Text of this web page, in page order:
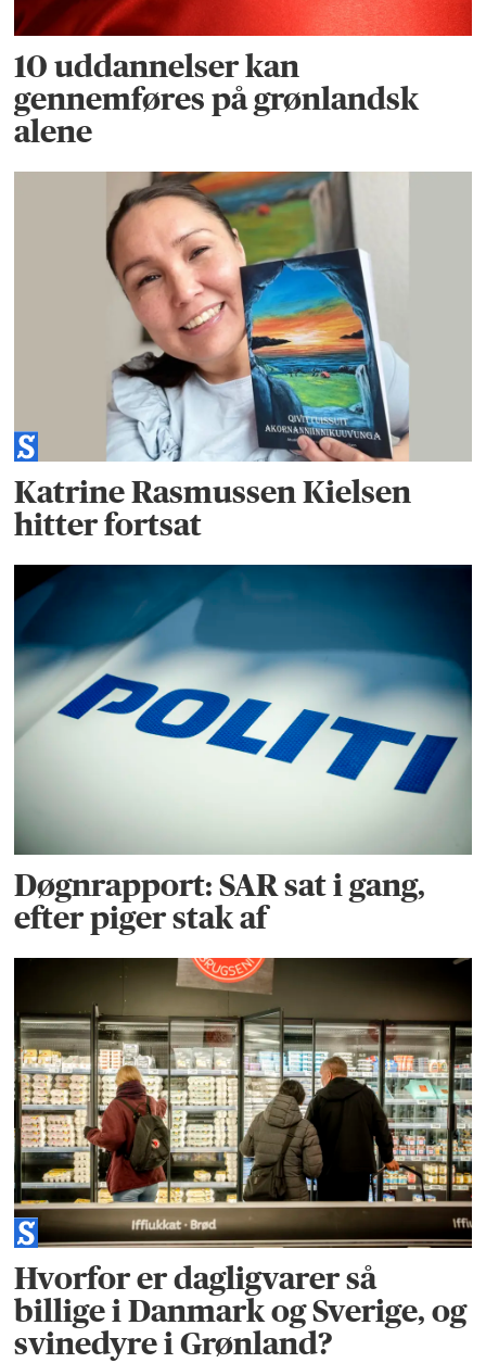
10 uddannelser kan
gennemføres på grønlandsk
alene
Katrine Rasmussen Kielsen
hitter fortsat
Døgnrapport: SAR sat i gang,
efter piger stak af
Hvorfor er dagligvarer så
billige i Danmark og Sverige, og
svinedyre i Grønland?